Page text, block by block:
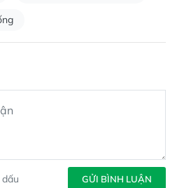
GỬI BÌNH LUẬN